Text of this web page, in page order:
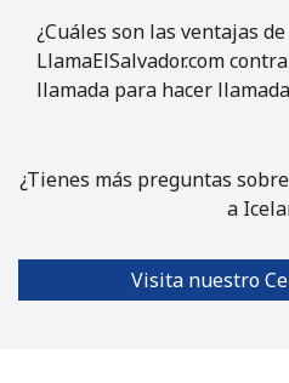
¿Cuáles son las ventajas
LlamaElSalvador.com
llamada para hacer
¿Tienes más preguntas
a
Visita nuestro